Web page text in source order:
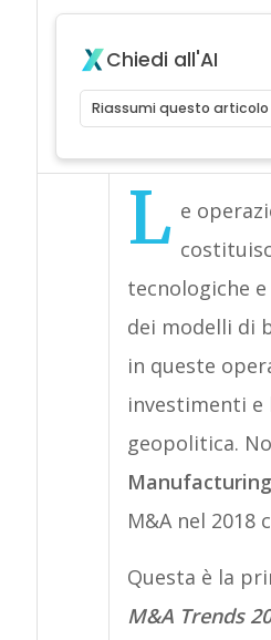
Chiedi all'AI
Riassumi questo articolo
L e
tecnologiche
dei modelli di
in queste
investimenti e
geopolitica.
M&A nel 2018
Questa è la
M&A Trends